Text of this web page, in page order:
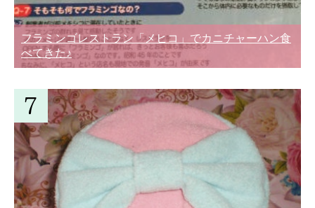
フラミンゴレストラン「メヒコ」でカニチャーハン食
べてきた♪